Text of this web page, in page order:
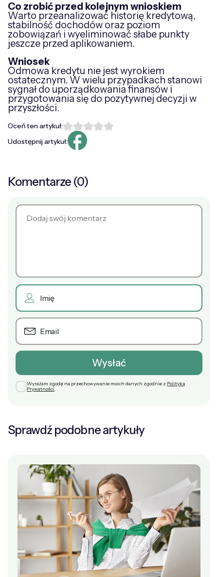
Co zrobić przed kolejnym wnioskiem
Warto przeanalizować historię kredytową,
stabilność dochodów oraz poziom
zobowiązań i wyeliminować słabe punkty
jeszcze przed aplikowaniem.
Wniosek
Odmowa kredytu nie jest wyrokiem
ostatecznym. W wielu przypadkach stanowi
sygnał do uporządkowania finansów i
przygotowania się do pozytywnej decyzji w
przyszłości.
Oceń ten artykuł:
Udostępnij artykuł:
Komentarze (0)
Wyrażam zgodę na przechowywanie moich danych zgodnie z Polityką
Prywatności.
Sprawdź podobne artykuły